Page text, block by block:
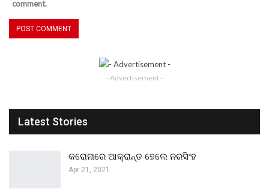
comment.
- Advertisement -
Latest Stories
କରୋନାରେ ଆକ୍ରାନ୍ତ ହେଲେ ନରସିଂହ
Apr 21, 2021